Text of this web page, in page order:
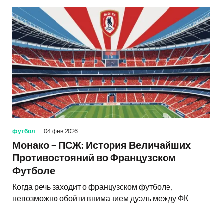
футбол 04 фев 2026
Монако – ПСЖ: История Величайших
Противостояний во Французском
Футболе
Когда речь заходит о французском футболе,
невозможно обойти вниманием дуэль между ФК